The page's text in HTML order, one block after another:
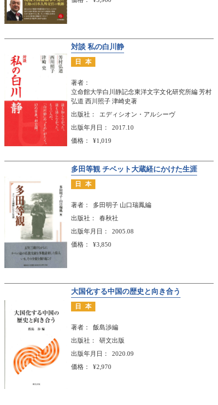
対談 私の白川静
日本
著者
立命館大学白川静記念東洋文字文化研究所編 芳村
弘道 西川照子 津崎史著
出版社
エディシオン・アルシーヴ
出版年月日
2017.10
価格
¥1,019
多田等観 チベット大蔵経にかけた生涯
日本
著者
多田明子 山口瑞鳳編
出版社
春秋社
出版年月日
2005.08
価格
¥3,850
大国化する中国の歴史と向き合う
日本
著者
飯島渉編
出版社
研文出版
出版年月日
2020.09
価格
¥2,970